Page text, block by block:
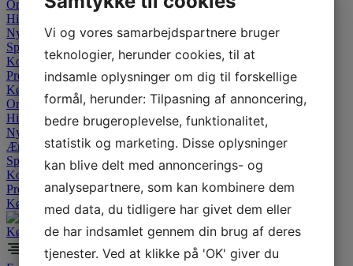
Om dyrskuet
Historien
Nyheder
Sponsor
Kontakt
Presse
Køb billet
Om dyrskuet
Historien
Nyheder
Ærespræmier
Sponsor
Kontakt
Presse
Køb billet
Køb billet
Vi og vores samarbejdspartnere bruger
teknologier, herunder cookies, til at
indsamle oplysninger om dig til forskellige
formål, herunder: Tilpasning af annoncering,
bedre brugeroplevelse, funktionalitet,
statistik og marketing. Disse oplysninger
kan blive delt med annoncerings- og
analysepartnere, som kan kombinere dem
med data, du tidligere har givet dem eller
de har indsamlet gennem din brug af deres
tjenester. Ved at klikke på 'OK' giver du